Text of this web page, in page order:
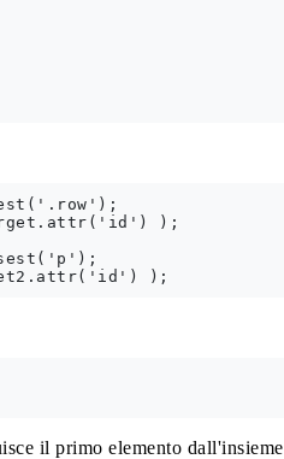
);
il primo elemento